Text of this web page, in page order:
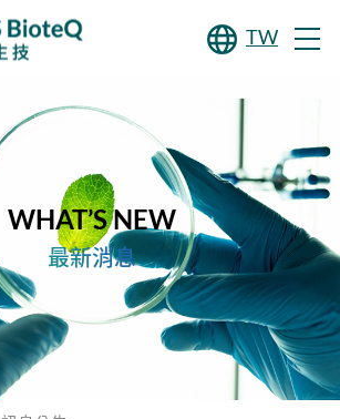
TW
WHAT’S NEW
最新消息